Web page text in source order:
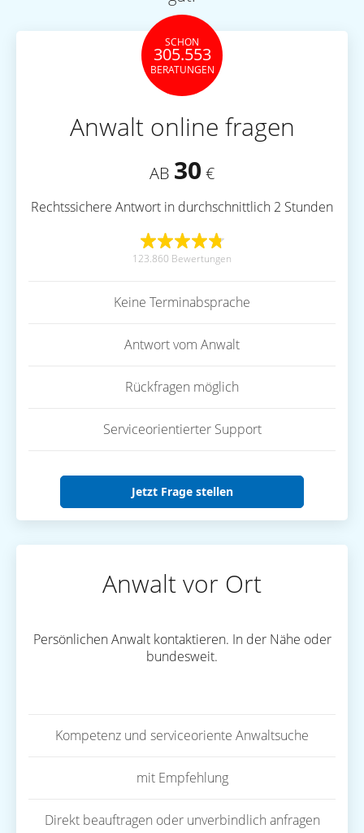
SCHON
305.553
BERATUNGEN
Anwalt online fragen
AB 30 €
Rechtssichere Antwort in durchschnittlich 2 Stunden
123.860 Bewertungen
Keine Terminabsprache
Antwort vom Anwalt
Rückfragen möglich
Serviceorientierter Support
Jetzt Frage stellen
Anwalt vor Ort
Persönlichen Anwalt kontaktieren. In der Nähe oder
bundesweit.
Kompetenz und serviceoriente Anwaltsuche
mit Empfehlung
Direkt beauftragen oder unverbindlich anfragen